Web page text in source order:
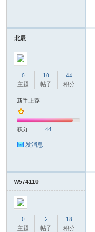
北辰
0
主题
10
帖子
44
积分
新手上路
积分 44
发消息
w574110
0
主题
2
帖子
18
积分